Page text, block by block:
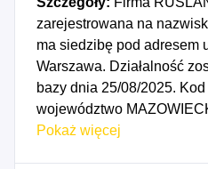
zarejestrowana na
ma siedzibę pod adresem
Warszawa. Działalność
bazy dnia 25/08/2025.
województwo
Numer Identyfikacji
Pokaż więcej